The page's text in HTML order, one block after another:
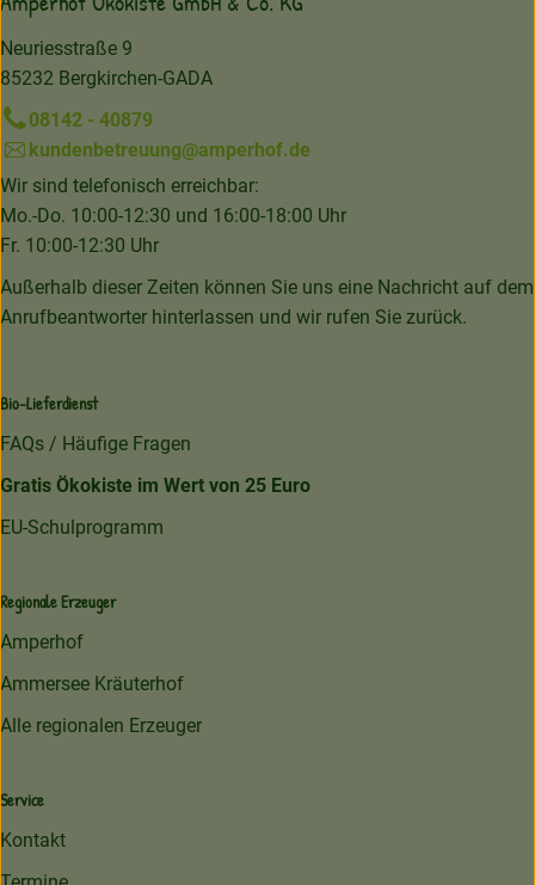
Neuriesstraße 9
85232 Bergkirchen-GADA
08142 - 40879
kundenbetreuung@amperhof.de
Wir sind telefonisch erreichbar:
Mo.-Do. 10:00-12:30 und 16:00-18:00 Uhr
Fr. 10:00-12:30 Uhr
Außerhalb dieser Zeiten können Sie uns eine Nachricht auf dem
Anrufbeantworter hinterlassen und wir rufen Sie zurück.
Bio-Lieferdienst
FAQs / Häufige Fragen
Gratis Ökokiste im Wert von 25 Euro
EU-Schulprogramm
Regionale Erzeuger
Amperhof
Ammersee Kräuterhof
Alle regionalen Erzeuger
Service
Kontakt